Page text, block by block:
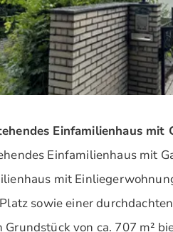
Einfamilienhaus mit
Einfamilienhaus mit
mit
sowie einer
von ca. 707 m²